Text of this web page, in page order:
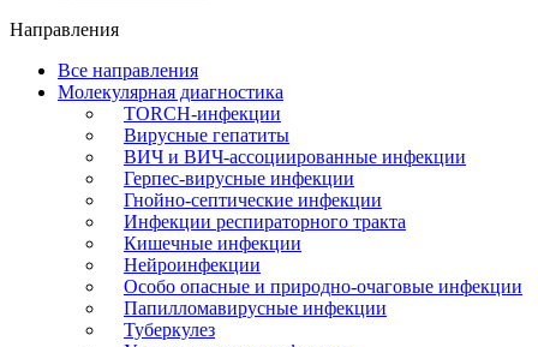
Направления
Все направления
Молекулярная диагностика
TORCH-инфекции
Вирусные гепатиты
ВИЧ и ВИЧ-ассоциированные инфекции
Герпес-вирусные инфекции
Гнойно-септические инфекции
Инфекции респираторного тракта
Кишечные инфекции
Нейроинфекции
Особо опасные и природно-очаговые инфекции
Папилломавирусные инфекции
Туберкулез